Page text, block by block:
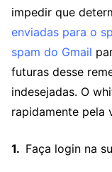
impedir que
enviadas para o
spam do Gmail
futuras desse
indesejadas. O
rapidamente pela
Faça login na